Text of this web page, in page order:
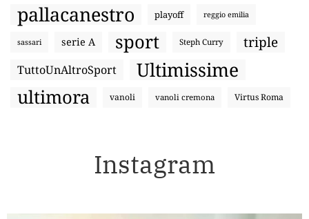
pallacanestro playoff reggio emilia
sassari serie A sport Steph Curry triple
TuttoUnAltroSport Ultimissime
ultimora vanoli vanoli cremona Virtus Roma
Instagram